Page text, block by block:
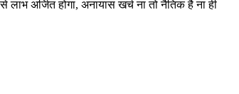
अर्जित होगा, अनायास खर्च ना तो नैतिक है ना ही